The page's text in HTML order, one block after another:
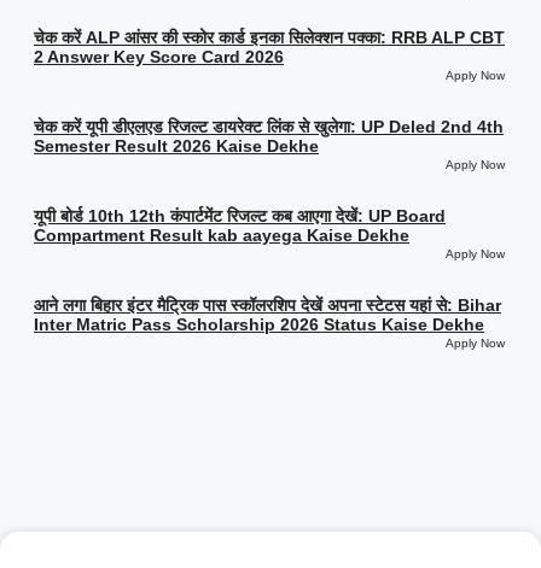
चेक करें ALP आंसर की स्कोर कार्ड इनका सिलेक्शन पक्का: RRB ALP CBT
2 Answer Key Score Card 2026
Apply Now
चेक करें यूपी डीएलएड रिजल्ट डायरेक्ट लिंक से खुलेगा: UP Deled 2nd 4th
Semester Result 2026 Kaise Dekhe
Apply Now
यूपी बोर्ड 10th 12th कंपार्टमेंट रिजल्ट कब आएगा देखें: UP Board
Compartment Result kab aayega Kaise Dekhe
Apply Now
आने लगा बिहार इंटर मैट्रिक पास स्कॉलरशिप देखें अपना स्टेटस यहां से: Bihar
Inter Matric Pass Scholarship 2026 Status Kaise Dekhe
Apply Now